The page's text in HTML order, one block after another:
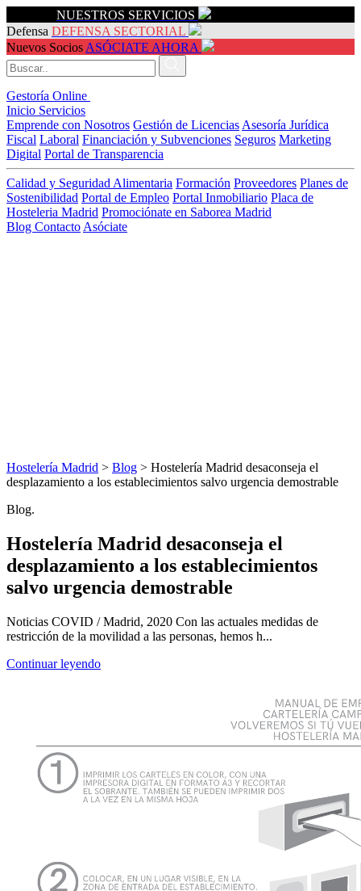
NUESTROS SERVICIOS
Defensa DEFENSA SECTORIAL
Nuevos Socios ASÓCIATE AHORA
Gestoría Online
Inicio Servicios
Emprende con Nosotros Gestión de Licencias Asesoría Jurídica
Fiscal Laboral Financiación y Subvenciones Seguros Marketing
Digital Portal de Transparencia
Calidad y Seguridad Alimentaria Formación Proveedores Planes de
Sostenibilidad Portal de Empleo Portal Inmobiliario Placa de
Hosteleria Madrid Promociónate en Saborea Madrid
Blog Contacto Asóciate
Hostelería Madrid > Blog > Hostelería Madrid desaconseja el
desplazamiento a los establecimientos salvo urgencia demostrable
Blog.
Hostelería Madrid desaconseja el
desplazamiento a los establecimientos
salvo urgencia demostrable
Noticias COVID / Madrid, 2020 Con las actuales medidas de
restricción de la movilidad a las personas, hemos h...
Continuar leyendo